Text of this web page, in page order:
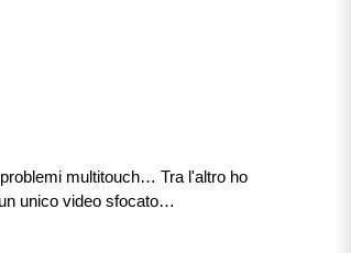
multitouch… Tra l'altro ho
unico video sfocato…